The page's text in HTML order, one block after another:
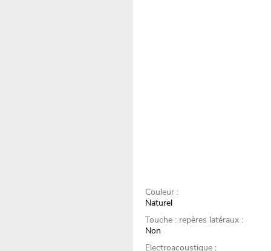
Couleur :
Naturel
Touche : repères latéraux :
Non
Electroacoustique :